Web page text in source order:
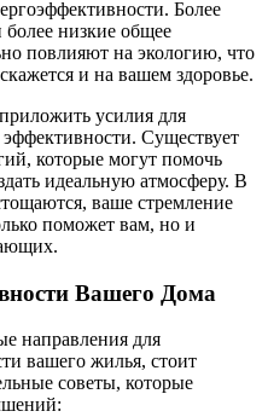
Более
более низкие общее
повлияют на экологию, что
и на вашем здоровье.
усилия для
Существует
которые могут помочь
идеальную атмосферу. В
ваше стремление
поможет вам, но и
Вашего Дома
направления для
вашего жилья, стоит
советы, которые